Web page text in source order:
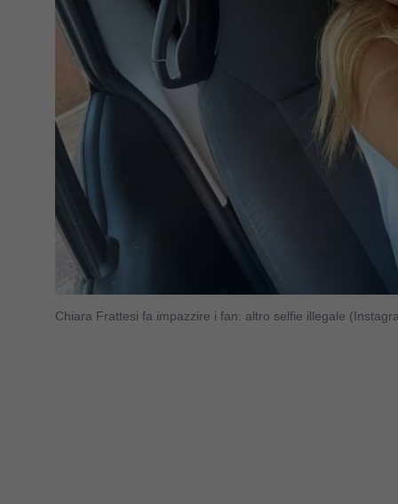
Chiara Frattesi fa impazzire i fan: altro selfie illegale